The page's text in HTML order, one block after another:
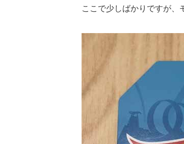
ここで少しばかりですが、